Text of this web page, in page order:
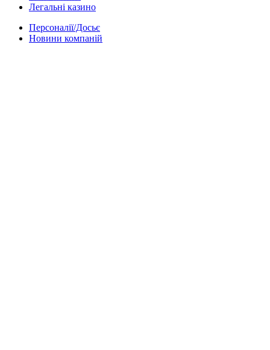
Легальні казино
Персоналії/Досьє
Новини компаній